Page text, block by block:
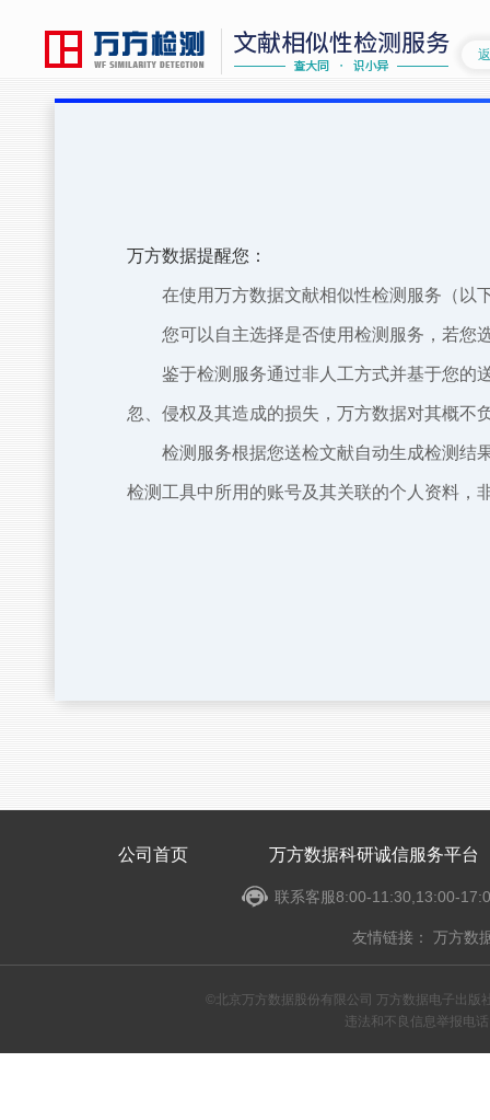
万方数据提醒您：
在使用万方数据文献相似性检测服务（以
您可以自主选择是否使用检测服务，若您
鉴于检测服务通过非人工方式并基于您的
忽、侵权及其造成的损失，万方数据对其概不
检测服务根据您送检文献自动生成检测结
检测工具中所用的账号及其关联的个人资料，
公司首页 万方数据科研诚信服务平台
联系客服8:00-11:30,13:00-
友情链接： 万方数
©北京万方数据股份有限公司 万方数据电子出版
违法和不良信息举报电